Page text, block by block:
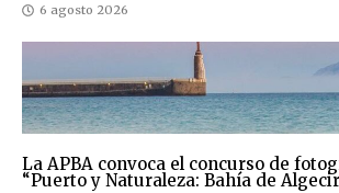
6 agosto 2026
La APBA convoca el concurso de
“Puerto y Naturaleza: Bahía de